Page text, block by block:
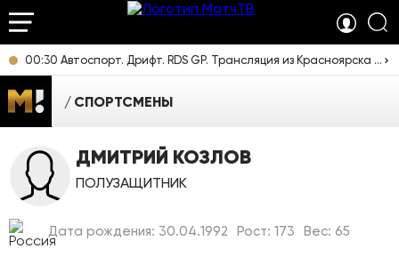
00:30 Автоспорт. Дрифт. RDS GP. Трансляция из Красноярска [6+]
СПОРТСМЕНЫ
ДМИТРИЙ КОЗЛОВ
ПОЛУЗАЩИТНИК
Дата рождения: 30.04.1992 Рост: 173 Вес: 65